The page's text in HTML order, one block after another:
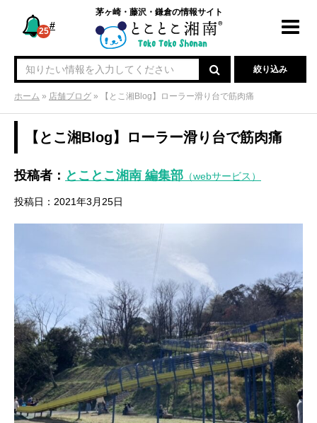
#
25
茅ヶ崎・藤沢・鎌倉の情報サイト
絞り込み
ホーム » 店舗ブログ » 【とこ湘Blog】ローラー滑り台で筋肉痛
【とこ湘Blog】ローラー滑り台で筋肉痛
投稿者： とことこ湘南 編集部 （webサービス）
投稿日：2021年3月25日